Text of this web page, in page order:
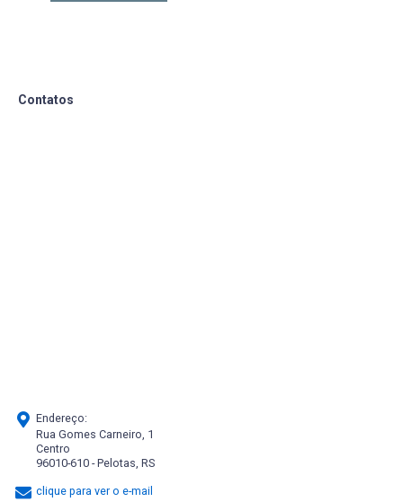
Contatos
Endereço:
Rua Gomes Carneiro, 1
Centro
96010-610 - Pelotas, RS
clique para ver o e-mail